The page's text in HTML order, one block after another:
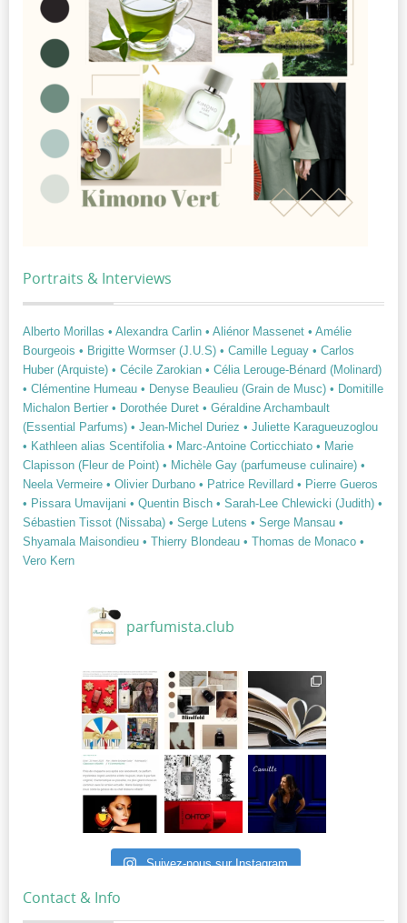
Portraits & Interviews
Alberto Morillas • Alexandra Carlin • Aliénor Massenet • Amélie
Bourgeois • Brigitte Wormser (J.U.S) • Camille Leguay • Carlos
Huber (Arquiste) • Cécile Zarokian • Célia Lerouge-Bénard (Molinard)
• Clémentine Humeau • Denyse Beaulieu (Grain de Musc) • Domitille
Michalon Bertier • Dorothée Duret • Géraldine Archambault
(Essential Parfums) • Jean-Michel Duriez • Juliette Karagueuzoglou
• Kathleen alias Scentifolia • Marc-Antoine Corticchiato • Marie
Clapisson (Fleur de Point) • Michèle Gay (parfumeuse culinaire) •
Neela Vermeire • Olivier Durbano • Patrice Revillard • Pierre Gueros
• Pissara Umavijani • Quentin Bisch • Sarah-Lee Chlewicki (Judith) •
Sébastien Tissot (Nissaba) • Serge Lutens • Serge Mansau •
Shyamala Maisondieu • Thierry Blondeau • Thomas de Monaco •
Vero Kern
parfumista.club
Suivez-nous sur Instagram
Contact & Info